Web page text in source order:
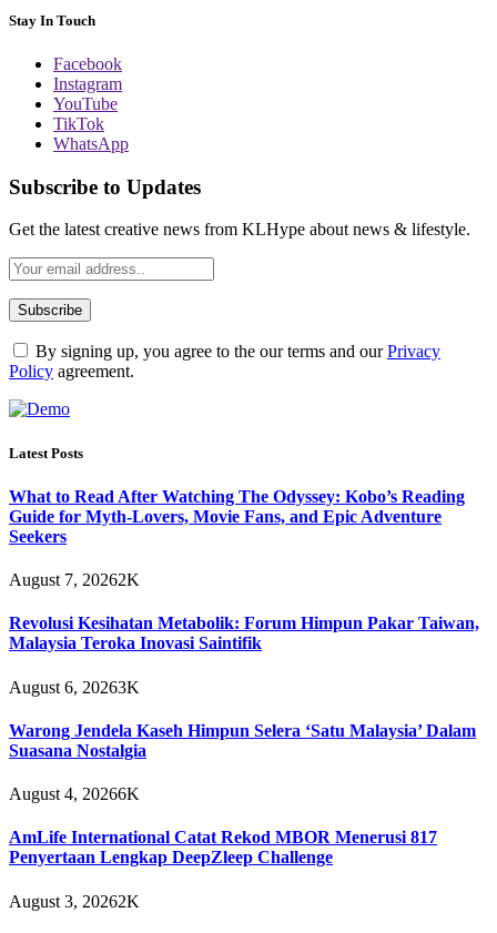
Stay In Touch
Facebook
Instagram
YouTube
TikTok
WhatsApp
Subscribe to Updates
Get the latest creative news from KLHype about news & lifestyle.
By signing up, you agree to the our terms and ourPrivacy
Policy agreement.
Latest Posts
What to Read After Watching The Odyssey: Kobo’s Reading
Guide for Myth-Lovers, Movie Fans, and Epic Adventure
Seekers
August 7, 20262K
Revolusi Kesihatan Metabolik: Forum Himpun Pakar Taiwan,
Malaysia Teroka Inovasi Saintifik
August 6, 20263K
Warong Jendela Kaseh Himpun Selera ‘Satu Malaysia’ Dalam
Suasana Nostalgia
August 4, 20266K
AmLife International Catat Rekod MBOR Menerusi 817
Penyertaan Lengkap DeepZleep Challenge
August 3, 20262K